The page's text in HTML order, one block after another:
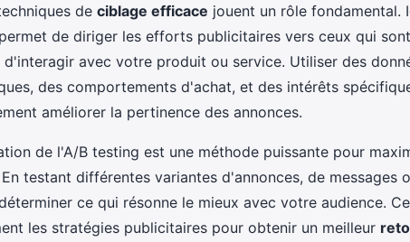
de ciblage efficace jouent un rôle fondamental.
de diriger les efforts publicitaires vers ceux qui
d'interagir avec votre produit ou service. Utiliser des
des comportements d'achat, et des intérêts
améliorer la pertinence des annonces.
de l'A/B testing est une méthode puissante pour
testant différentes variantes d'annonces, de messages
ce qui résonne le mieux avec votre audience.
les stratégies publicitaires pour obtenir un meilleur